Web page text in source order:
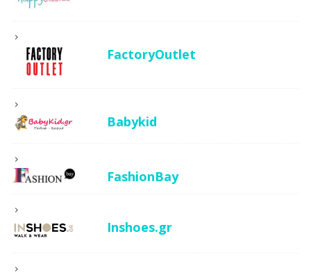
FactoryOutlet
Babykid
FashionBay
Inshoes.gr